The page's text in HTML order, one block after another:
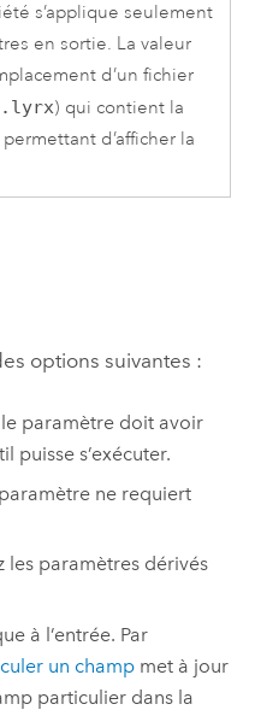
s’applique seulement
en sortie. La valeur
d’un fichier
.lyrx) qui contient la
d’afficher la
options suivantes :
paramètre doit avoir
puisse s’exécuter.
ne requiert
les paramètres dérivés
à l’entrée. Par
un champ met à jour
particulier dans la